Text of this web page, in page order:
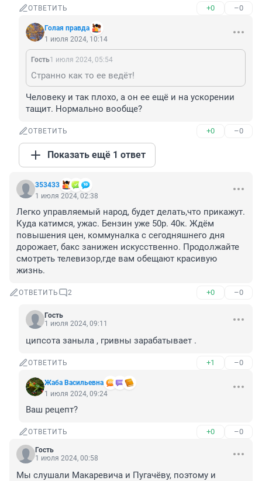
ОТВЕТИТЬ +0 –0
Голая правда
1 июля 2024, 10:14
Гость1 июля 2024, 05:54
Странно как то ее ведёт!
Человеку и так плохо, а он ее ещё и на ускорении
тащит. Нормально вообще?
ОТВЕТИТЬ +0 –0
Показать ещё 1 ответ
353433
1 июля 2024, 02:38
Легко управляемый народ, будет делать,что прикажут.
Куда катимся, ужас. Бензин уже 50р. 40к. Ждём
повышения цен, коммуналка с сегодняшнего дня
дорожает, бакс занижен искусственно. Продолжайте
смотреть телевизор,где вам обещают красивую
жизнь.
ОТВЕТИТЬ 2 +0 –0
Гость
1 июля 2024, 09:11
ципсота заныла , гривны зарабатывает .
ОТВЕТИТЬ +1 –0
Жаба Васильевна
1 июля 2024, 09:24
Ваш рецепт?
ОТВЕТИТЬ +0 –0
Гость
1 июля 2024, 00:58
Мы слушали Макаревича и Пугачёву, поэтому и